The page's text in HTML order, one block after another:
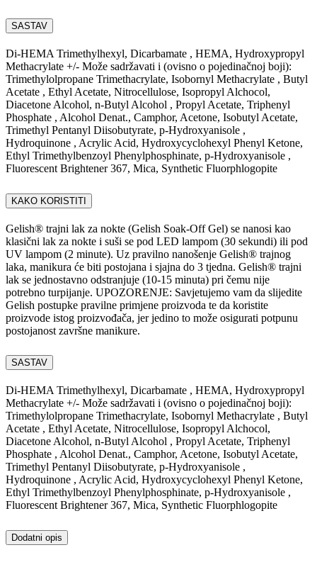
SASTAV
Di-HEMA Trimethylhexyl, Dicarbamate , HEMA, Hydroxypropyl
Methacrylate +/- Može sadržavati i (ovisno o pojedinačnoj boji):
Trimethylolpropane Trimethacrylate, Isobornyl Methacrylate , Butyl
Acetate , Ethyl Acetate, Nitrocellulose, Isopropyl Alchocol,
Diacetone Alcohol, n-Butyl Alcohol , Propyl Acetate, Triphenyl
Phosphate , Alcohol Denat., Camphor, Acetone, Isobutyl Acetate,
Trimethyl Pentanyl Diisobutyrate, p-Hydroxyanisole ,
Hydroquinone , Acrylic Acid, Hydroxycyclohexyl Phenyl Ketone,
Ethyl Trimethylbenzoyl Phenylphosphinate, p-Hydroxyanisole ,
Fluorescent Brightener 367, Mica, Synthetic Fluorphlogopite
KAKO KORISTITI
Gelish® trajni lak za nokte (Gelish Soak-Off Gel) se nanosi kao
klasični lak za nokte i suši se pod LED lampom (30 sekundi) ili pod
UV lampom (2 minute). Uz pravilno nanošenje Gelish® trajnog
laka, manikura će biti postojana i sjajna do 3 tjedna. Gelish® trajni
lak se jednostavno odstranjuje (10-15 minuta) pri čemu nije
potrebno turpijanje. UPOZORENJE: Savjetujemo vam da slijedite
Gelish postupke pravilne primjene proizvoda te da koristite
proizvode istog proizvođača, jer jedino to može osigurati potpunu
postojanost završne manikure.
SASTAV
Di-HEMA Trimethylhexyl, Dicarbamate , HEMA, Hydroxypropyl
Methacrylate +/- Može sadržavati i (ovisno o pojedinačnoj boji):
Trimethylolpropane Trimethacrylate, Isobornyl Methacrylate , Butyl
Acetate , Ethyl Acetate, Nitrocellulose, Isopropyl Alchocol,
Diacetone Alcohol, n-Butyl Alcohol , Propyl Acetate, Triphenyl
Phosphate , Alcohol Denat., Camphor, Acetone, Isobutyl Acetate,
Trimethyl Pentanyl Diisobutyrate, p-Hydroxyanisole ,
Hydroquinone , Acrylic Acid, Hydroxycyclohexyl Phenyl Ketone,
Ethyl Trimethylbenzoyl Phenylphosphinate, p-Hydroxyanisole ,
Fluorescent Brightener 367, Mica, Synthetic Fluorphlogopite
Dodatni opis